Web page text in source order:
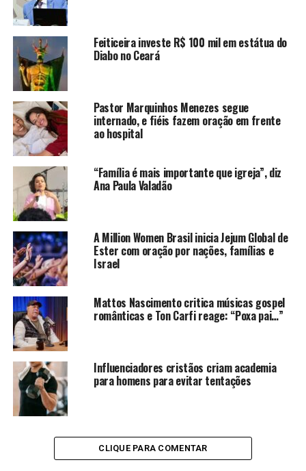
Feiticeira investe R$ 100 mil em estátua do
Diabo no Ceará
Pastor Marquinhos Menezes segue
internado, e fiéis fazem oração em frente
ao hospital
“Família é mais importante que igreja”, diz
Ana Paula Valadão
A Million Women Brasil inicia Jejum Global de
Ester com oração por nações, famílias e
Israel
Mattos Nascimento critica músicas gospel
românticas e Ton Carfi reage: “Poxa pai…”
Influenciadores cristãos criam academia
para homens para evitar tentações
CLIQUE PARA COMENTAR